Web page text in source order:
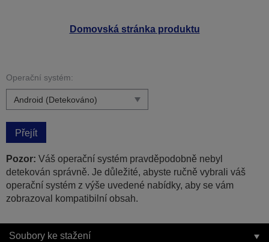
Domovská stránka produktu
Operační systém:
Přejít
Pozor: Váš operační systém pravděpodobně nebyl
detekován správně. Je důležité, abyste ručně vybrali váš
operační systém z výše uvedené nabídky, aby se vám
zobrazoval kompatibilní obsah.
Soubory ke stažení